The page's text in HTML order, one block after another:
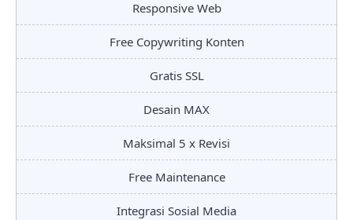
Responsive Web
Free Copywriting Konten
Gratis SSL
Desain MAX
Maksimal 5 x Revisi
Free Maintenance
Integrasi Sosial Media